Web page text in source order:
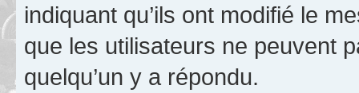
indiquant qu’ils ont modifié le
que les utilisateurs ne peuvent
quelqu’un y a répondu.